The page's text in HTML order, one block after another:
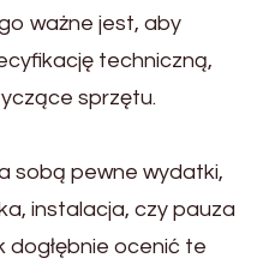
ważne jest, aby
techniczną,
sprzętu.
sobą pewne wydatki,
instalacja, czy pauza
dogłębnie ocenić te